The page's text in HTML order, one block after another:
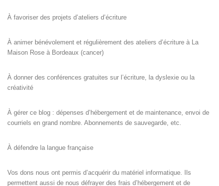
À favoriser des projets d’ateliers d’écriture
À animer bénévolement et régulièrement des ateliers d’écriture à La
Maison Rose à Bordeaux (cancer)
À donner des conférences gratuites sur l’écriture, la dyslexie ou la
créativité
À gérer ce blog : dépenses d’hébergement et de maintenance, envoi de
courriels en grand nombre. Abonnements de sauvegarde, etc.
À défendre la langue française
Vos dons nous ont permis d’acquérir du matériel informatique. Ils
permettent aussi de nous défrayer des frais d’hébergement et de